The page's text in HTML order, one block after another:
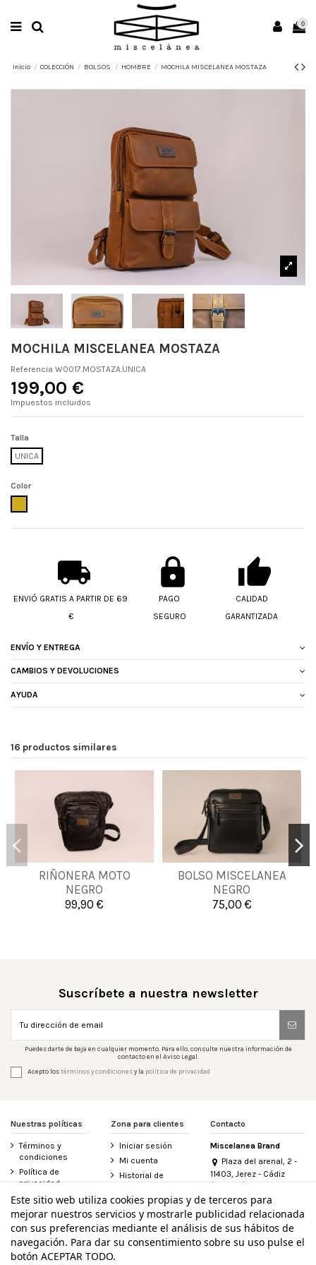
0
Inicio COLECCIÓN BOLSOS HOMBRE MOCHILA MISCELANEA MOSTAZA
MOCHILA MISCELANEA MOSTAZA
Referencia W0017.MOSTAZA.UNICA
199,00 €
Impuestos incluidos
Talla
UNICA
Color
ENVIÓ GRATIS A PARTIR DE 69
€
PAGO
SEGURO
CALIDAD
GARANTIZADA
ENVÍO Y ENTREGA
CAMBIOS Y DEVOLUCIONES
AYUDA
16 productos similares
RIÑONERA MOTO
NEGRO
99,90 €
UNICA
Añadir al carrito
BOLSO MISCELANEA
NEGRO
75,00 €
UNICA
Añadir al carrito
Suscríbete a nuestra newsletter
Puedes darte de baja en cualquier momento. Para ello, consulte nuestra información de
contacto en el Aviso Legal.
Acepto lostérminos y condicionesy la política de privacidad
Nuestras políticas
Términos y
condiciones
Política de
privacidad
Aviso legal
Política de
cookies
Accesibilidad
Zona para clientes
Iniciar sesión
Mi cuenta
Historial de
Contacte con
nosotros
Derecho de
desistimiento
Contacto
Miscelanea Brand
Plaza del arenal, 2 -
11403, Jerez - Cádiz
(España)
956 155 340
info@miscelanea.online
Este sitio web utiliza cookies propias y de terceros para
mejorar nuestros servicios y mostrarle publicidad relacionada
con sus preferencias mediante el análisis de sus hábitos de
navegación. Para dar su consentimiento sobre su uso pulse el
botón ACEPTAR TODO.